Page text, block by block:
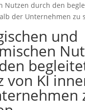
Nutzen durch den
der Unternehmen zu
und
von KI